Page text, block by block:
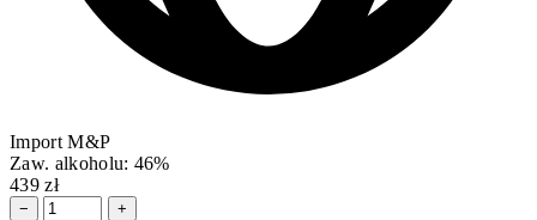
Import M&P
Zaw. alkoholu: 46%
439 zł
− +